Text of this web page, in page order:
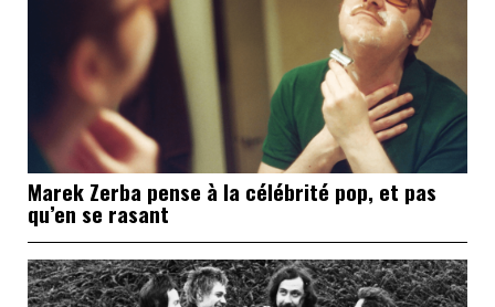
Marek Zerba pense à la célébrité pop, et pas
qu’en se rasant